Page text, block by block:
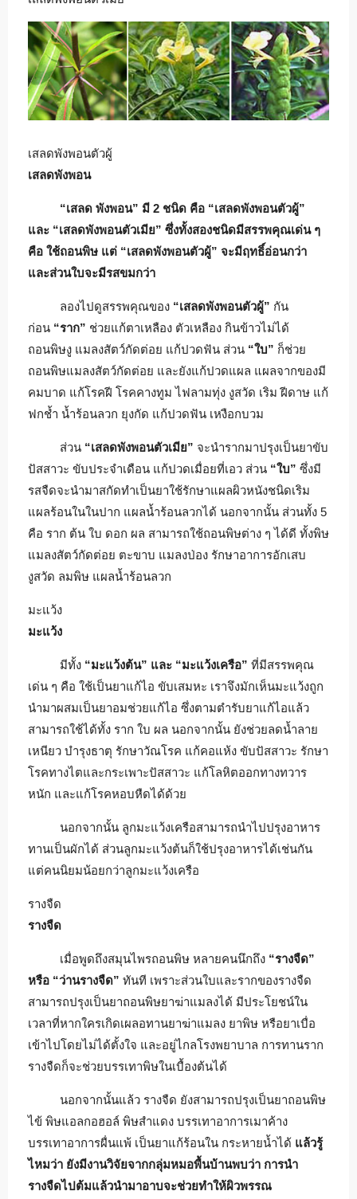
เสลดพังพอนตัวผู้
เสลดพังพอน
“เสลด พังพอน” มี 2 ชนิด คือ “เสลดพังพอนตัวผู้”
และ “เสลดพังพอนตัวเมีย” ซึ่งทั้งสองชนิดมีสรรพคุณเด่น ๆ
คือ ใช้ถอนพิษ แต่ “เสลดพังพอนตัวผู้” จะมีฤทธิ์อ่อนกว่า
และส่วนใบจะมีรสขมกว่า
ลองไปดูสรรพคุณของ “เสลดพังพอนตัวผู้” กัน
ก่อน “ราก” ช่วยแก้ตาเหลือง ตัวเหลือง กินข้าวไม่ได้
ถอนพิษงู แมลงสัตว์กัดต่อย แก้ปวดฟัน ส่วน “ใบ” ก็ช่วย
ถอนพิษแมลงสัตว์กัดต่อย และยังแก้ปวดแผล แผลจากของมี
คมบาด แก้โรคฝี โรคคางทูม ไฟลามทุ่ง งูสวัด เริม ฝีดาษ แก้
ฟกช้ำ น้ำร้อนลวก ยุงกัด แก้ปวดฟัน เหงือกบวม
ส่วน “เสลดพังพอนตัวเมีย” จะนำรากมาปรุงเป็นยาขับ
ปัสสาวะ ขับประจำเดือน แก้ปวดเมื่อยที่เอว ส่วน “ใบ” ซึ่งมี
รสจืดจะนำมาสกัดทำเป็นยาใช้รักษาแผลผิวหนังชนิดเริม
แผลร้อนในในปาก แผลน้ำร้อนลวกได้ นอกจากนั้น ส่วนทั้ง 5
คือ ราก ต้น ใบ ดอก ผล สามารถใช้ถอนพิษต่าง ๆ ได้ดี ทั้งพิษ
แมลงสัตว์กัดต่อย ตะขาบ แมลงป่อง รักษาอาการอักเสบ
งูสวัด ลมพิษ แผลน้ำร้อนลวก
มะแว้ง
มะแว้ง
มีทั้ง “มะแว้งต้น” และ “มะแว้งเครือ” ที่มีสรรพคุณ
เด่น ๆ คือ ใช้เป็นยาแก้ไอ ขับเสมหะ เราจึงมักเห็นมะแว้งถูก
นำมาผสมเป็นยาอมช่วยแก้ไอ ซึ่งตามตำรับยาแก้ไอแล้ว
สามารถใช้ได้ทั้ง ราก ใบ ผล นอกจากนั้น ยังช่วยลดน้ำลาย
เหนียว บำรุงธาตุ รักษาวัณโรค แก้คอแห้ง ขับปัสสาวะ รักษา
โรคทางไตและกระเพาะปัสสาวะ แก้โลหิตออกทางทวาร
หนัก และแก้โรคหอบหืดได้ด้วย
นอกจากนั้น ลูกมะแว้งเครือสามารถนำไปปรุงอาหาร
ทานเป็นผักได้ ส่วนลูกมะแว้งต้นก็ใช้ปรุงอาหารได้เช่นกัน
แต่คนนิยมน้อยกว่าลูกมะแว้งเครือ
รางจืด
รางจืด
เมื่อพูดถึงสมุนไพรถอนพิษ หลายคนนึกถึง “รางจืด”
หรือ “ว่านรางจืด” ทันที เพราะส่วนใบและรากของรางจืด
สามารถปรุงเป็นยาถอนพิษยาฆ่าแมลงได้ มีประโยชน์ใน
เวลาที่หากใครเกิดเผลอทานยาฆ่าแมลง ยาพิษ หรือยาเบื่อ
เข้าไปโดยไม่ได้ตั้งใจ และอยู่ไกลโรงพยาบาล การทานราก
รางจืดก็จะช่วยบรรเทาพิษในเบื้องต้นได้
นอกจากนั้นแล้ว รางจืด ยังสามารถปรุงเป็นยาถอนพิษ
ไข้ พิษแอลกอฮอล์ พิษสำแดง บรรเทาอาการเมาค้าง
บรรเทาอาการผื่นแพ้ เป็นยาแก้ร้อนใน กระหายน้ำได้ แล้วรู้
ไหมว่า ยังมีงานวิจัยจากกลุ่มหมอพื้นบ้านพบว่า การนำ
รางจืดไปต้มแล้วนำมาอาบจะช่วยทำให้ผิวพรรณ